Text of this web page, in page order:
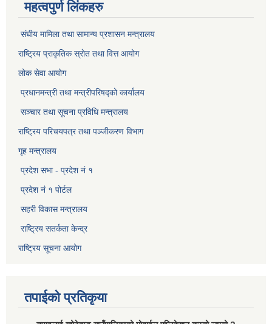
महत्वपुर्ण लिंकहरु
संघीय मामिला तथा सामान्य प्रशासन मन्त्रालय
राष्ट्रिय प्राकृतिक स्राेत तथा वित्त आयोग
लोक सेवा आयोग
प्रधानमन्त्री तथा मन्त्रीपरिषद्को कार्यालय
सञ्‍चार तथा सूचना प्रविधि मन्त्रालय
राष्ट्रिय परिचयपत्र तथा पञ्जीकरण विभाग​
गृह मन्त्रालय
प्रदेश सभा - प्रदेश नं १
प्रदेश नं १ पोर्टल
सहरी विकास मन्त्रालय
राष्ट्रिय सतर्कता केन्द्र
राष्ट्रिय सूचना आयोग
तपाईको प्रतिकृया